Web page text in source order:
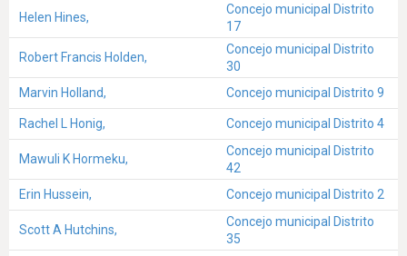
Helen Hines,
Concejo municipal Distrito
17
Robert Francis Holden,
Concejo municipal Distrito
30
Marvin Holland,
Concejo municipal Distrito 9
Rachel L Honig, Concejo municipal Distrito 4
Mawuli K Hormeku,
Concejo municipal Distrito
42
Erin Hussein,
Concejo municipal Distrito 2
Scott A Hutchins,
Concejo municipal Distrito
35